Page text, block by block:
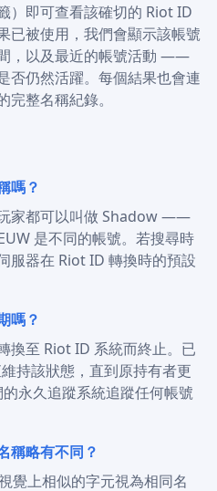
）即可查看該確切的 Riot ID
已被使用，我們會顯示該帳號
，以及最近的帳號活動 ——
否仍然活躍。每個結果也會連
整名稱紀錄。
嗎？
家都可以叫做 Shadow ——
是不同的帳號。若搜尋時
服器在 Riot ID 轉換時的預設
嗎？
換至 Riot ID 系統而終止。已
持該狀態，直到原持有者更
永久追蹤系統追蹤任何帳號
稱略有不同？
覺上相似的字元視為相同名